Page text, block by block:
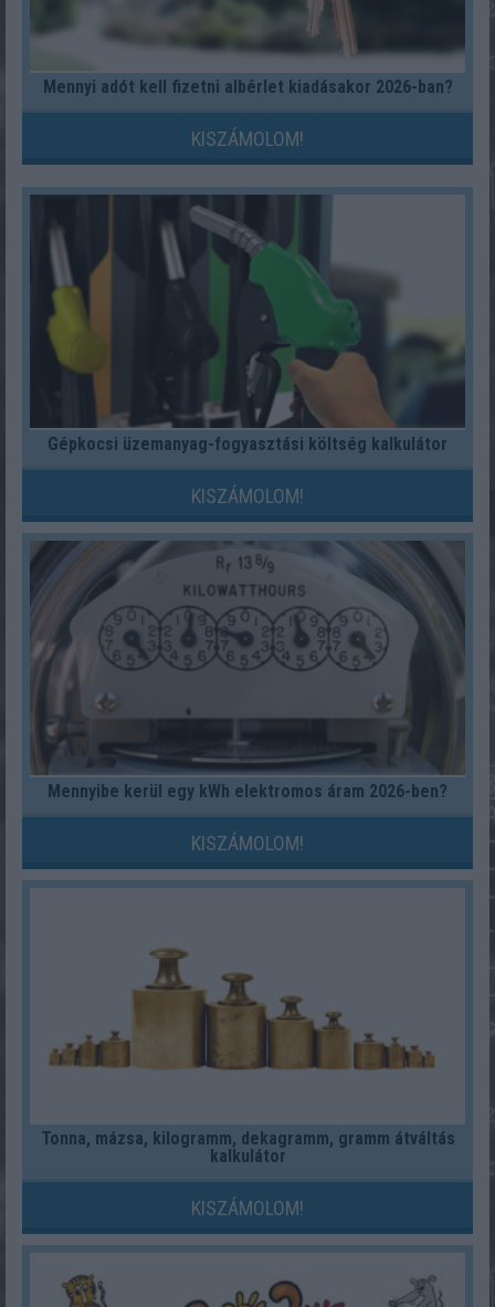
Mennyi adót kell fizetni albérlet kiadásakor 2026-ban?
KISZÁMOLOM!
Gépkocsi üzemanyag-fogyasztási költség kalkulátor
KISZÁMOLOM!
Mennyibe kerül egy kWh elektromos áram 2026-ben?
KISZÁMOLOM!
Tonna, mázsa, kilogramm, dekagramm, gramm átváltás
kalkulátor
KISZÁMOLOM!